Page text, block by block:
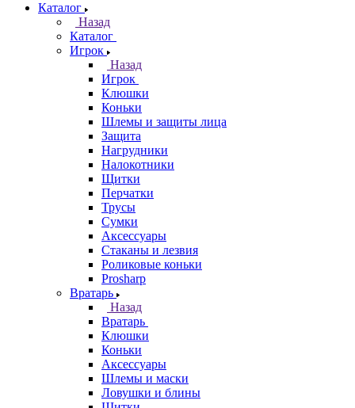
Каталог
Назад
Каталог
Игрок
Назад
Игрок
Клюшки
Коньки
Шлемы и защиты лица
Защита
Нагрудники
Налокотники
Щитки
Перчатки
Трусы
Сумки
Аксессуары
Стаканы и лезвия
Роликовые коньки
Prosharp
Вратарь
Назад
Вратарь
Клюшки
Коньки
Аксессуары
Шлемы и маски
Ловушки и блины